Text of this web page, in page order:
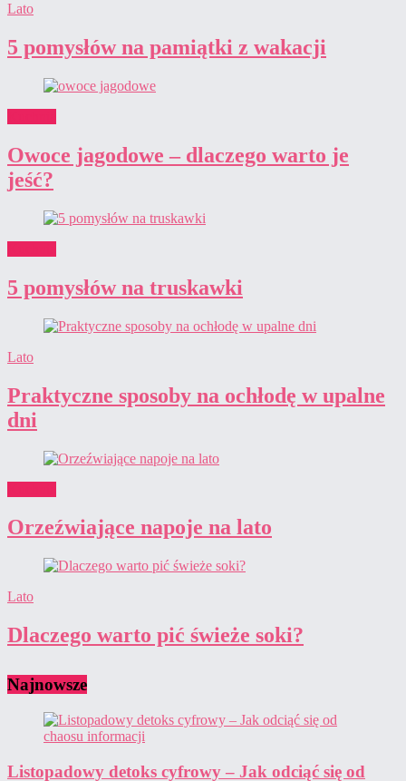
Lato
5 pomysłów na pamiątki z wakacji
Owoce jagodowe – dlaczego warto je
jeść?
5 pomysłów na truskawki
Lato
Praktyczne sposoby na ochłodę w upalne
dni
Orzeźwiające napoje na lato
Lato
Dlaczego warto pić świeże soki?
Najnowsze
Listopadowy detoks cyfrowy – Jak odciąć się od